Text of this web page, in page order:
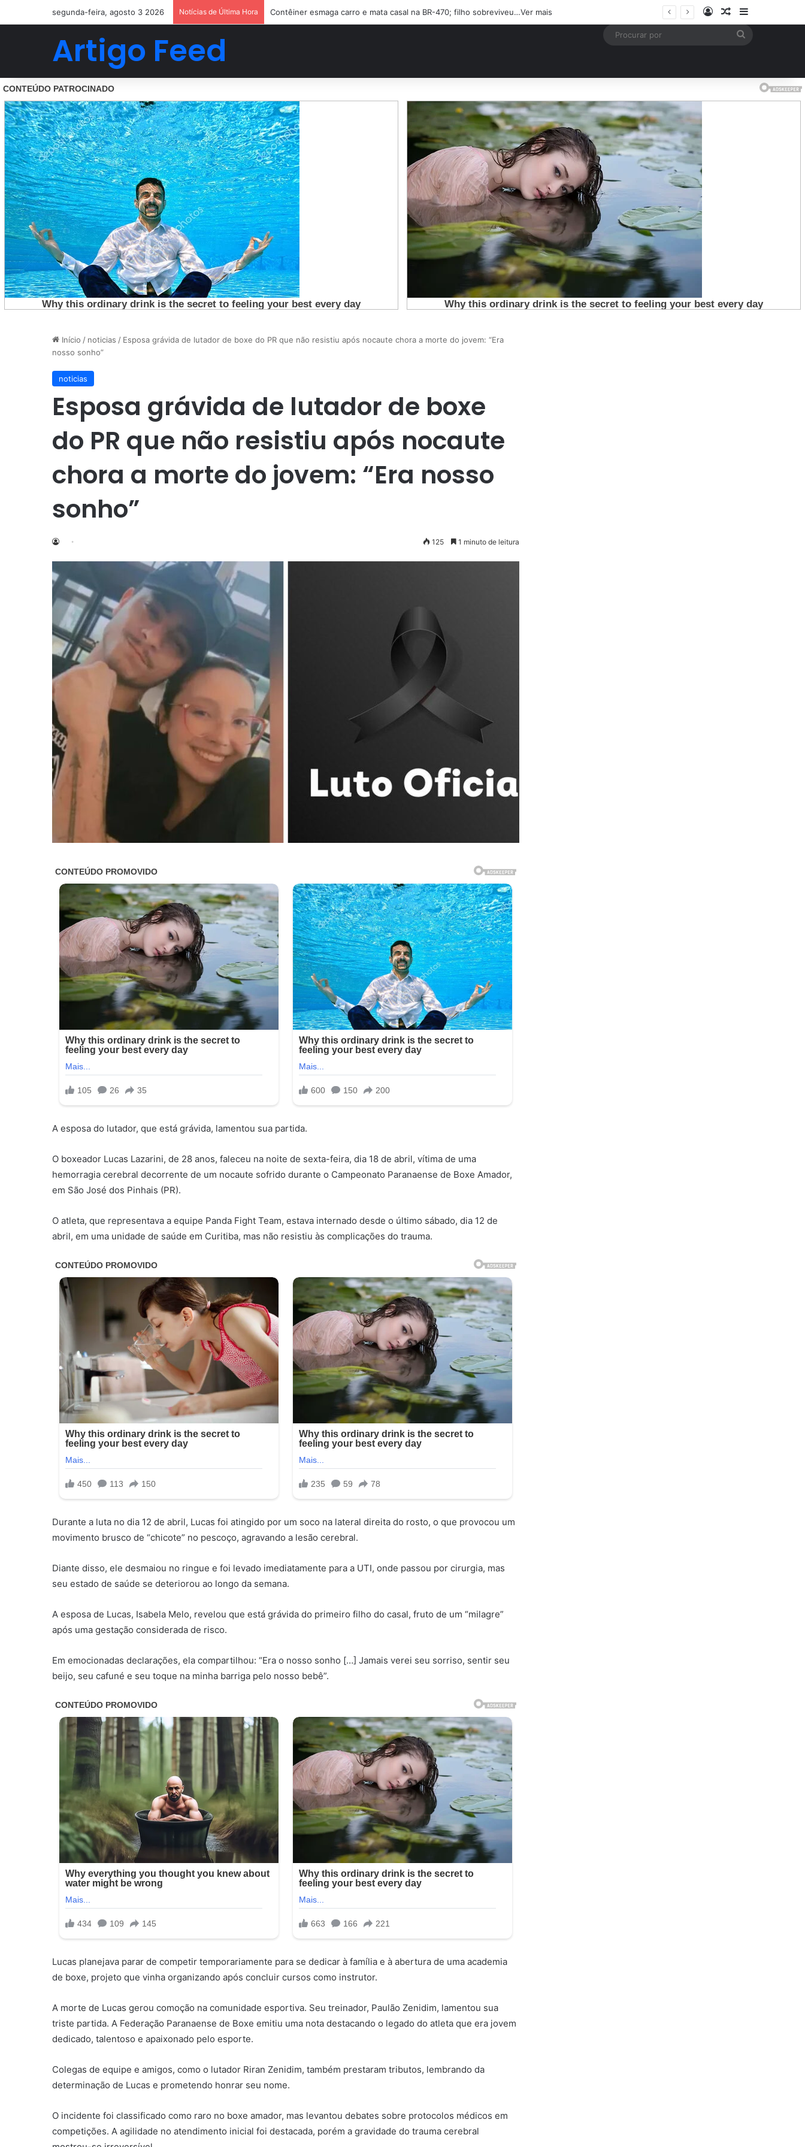
segunda-feira, agosto 3 2026 Notícias de Última Hora Buscas por adolescente que desapareceu durante operação policial têm desfecho trágico EntrarArtigo aleatório
Barra Lateral
Artigo Feed
Início / noticias / Esposa grávida de lutador de boxe do PR que não resistiu após nocaute chora a morte do jovem: “Era
nosso sonho”
noticias
Esposa grávida de lutador de boxe
do PR que não resistiu após nocaute
chora a morte do jovem: “Era nosso
sonho”
125 1 minuto de leitura
A esposa do lutador, que está grávida, lamentou sua partida.
O boxeador Lucas Lazarini, de 28 anos, faleceu na noite de sexta-feira, dia 18 de abril, vítima de uma
hemorragia cerebral decorrente de um nocaute sofrido durante o Campeonato Paranaense de Boxe Amador,
em São José dos Pinhais (PR).
O atleta, que representava a equipe Panda Fight Team, estava internado desde o último sábado, dia 12 de
abril, em uma unidade de saúde em Curitiba, mas não resistiu às complicações do trauma.
Durante a luta no dia 12 de abril, Lucas foi atingido por um soco na lateral direita do rosto, o que provocou um
movimento brusco de “chicote” no pescoço, agravando a lesão cerebral.
Diante disso, ele desmaiou no ringue e foi levado imediatamente para a UTI, onde passou por cirurgia, mas
seu estado de saúde se deteriorou ao longo da semana.
A esposa de Lucas, Isabela Melo, revelou que está grávida do primeiro filho do casal, fruto de um “milagre”
após uma gestação considerada de risco.
Em emocionadas declarações, ela compartilhou: “Era o nosso sonho […] Jamais verei seu sorriso, sentir seu
beijo, seu cafuné e seu toque na minha barriga pelo nosso bebê”.
Lucas planejava parar de competir temporariamente para se dedicar à família e à abertura de uma academia
de boxe, projeto que vinha organizando após concluir cursos como instrutor.
A morte de Lucas gerou comoção na comunidade esportiva. Seu treinador, Paulão Zenidim, lamentou sua
triste partida. A Federação Paranaense de Boxe emitiu uma nota destacando o legado do atleta que era jovem
dedicado, talentoso e apaixonado pelo esporte.
Colegas de equipe e amigos, como o lutador Riran Zenidim, também prestaram tributos, lembrando da
determinação de Lucas e prometendo honrar seu nome.
O incidente foi classificado como raro no boxe amador, mas levantou debates sobre protocolos médicos em
competições. A agilidade no atendimento inicial foi destacada, porém a gravidade do trauma cerebral